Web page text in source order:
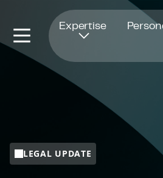
Expertise
LEGAL UPDATE
Öffnet in einem neuen Fenster